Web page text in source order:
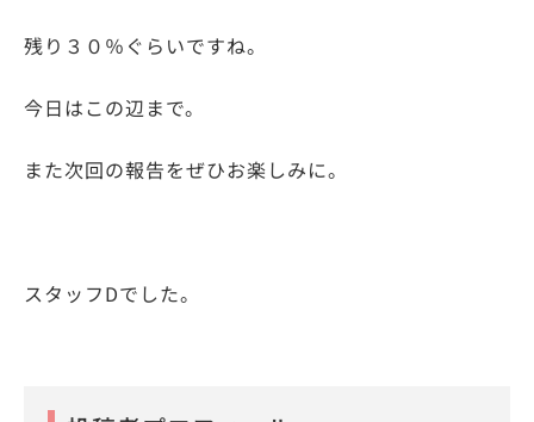
残り３０％ぐらいですね。
今日はこの辺まで。
また次回の報告をぜひお楽しみに。
スタッフDでした。